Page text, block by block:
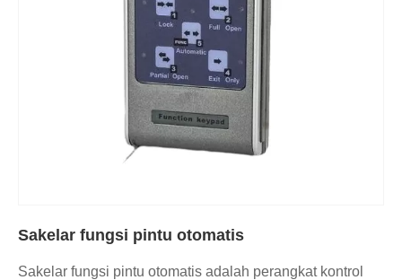
Sakelar fungsi pintu otomatis
Sakelar fungsi pintu otomatis adalah perangkat kontrol